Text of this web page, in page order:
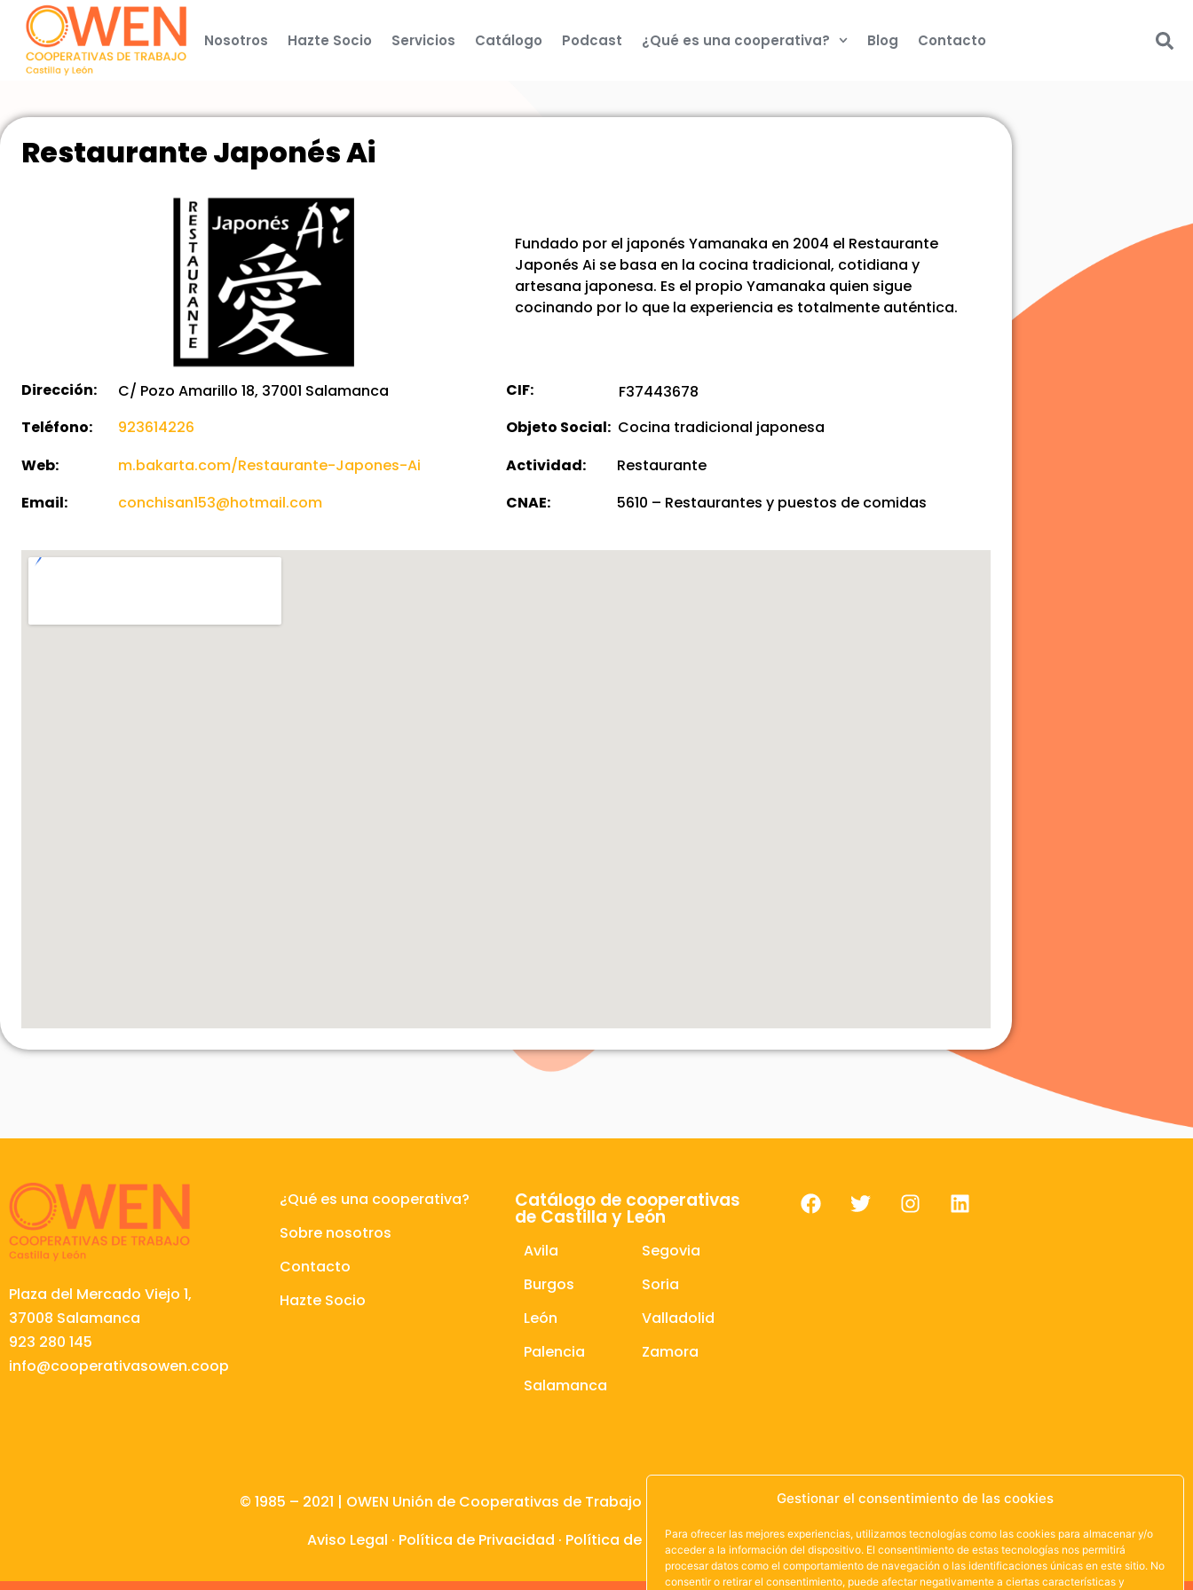
Gestionar el consentimiento de las cookies
Para ofrecer las mejores experiencias, utilizamos tecnologías como las cookies para almacenar y/o
acceder a la información del dispositivo. El consentimiento de estas tecnologías nos permitirá
procesar datos como el comportamiento de navegación o las identificaciones únicas en este sitio. No
consentir o retirar el consentimiento, puede afectar negativamente a ciertas características y
Nosotros Hazte Socio Servicios Catálogo Podcast ¿Qué es una cooperativa? Blog Contacto
Restaurante Japonés Ai
Fundado por el japonés Yamanaka en 2004 el Restaurante
Japonés Ai se basa en la cocina tradicional, cotidiana y
artesana japonesa. Es el propio Yamanaka quien sigue
cocinando por lo que la experiencia es totalmente auténtica.
Dirección:
C/ Pozo Amarillo 18, 37001 Salamanca
Teléfono:
923614226
Web:
m.bakarta.com/Restaurante-Japones-Ai
Email:
conchisan153@hotmail.com
CIF:
F37443678
Objeto Social: Cocina tradicional japonesa
Actividad:
Restaurante
CNAE:
5610 – Restaurantes y puestos de comidas
Plaza del Mercado Viejo 1,
37008 Salamanca
923 280 145
info@cooperativasowen.coop
¿Qué es una cooperativa?
Sobre nosotros
Contacto
Hazte Socio
Catálogo de cooperativas
de Castilla y León
Avila
Burgos
León
Palencia
Salamanca
Segovia
Soria
Valladolid
Zamora
© 1985 – 2021 | OWEN Unión de Cooperativas de Trabajo de Castilla y León
Aviso Legal · Política de Privacidad · Política de Cookies